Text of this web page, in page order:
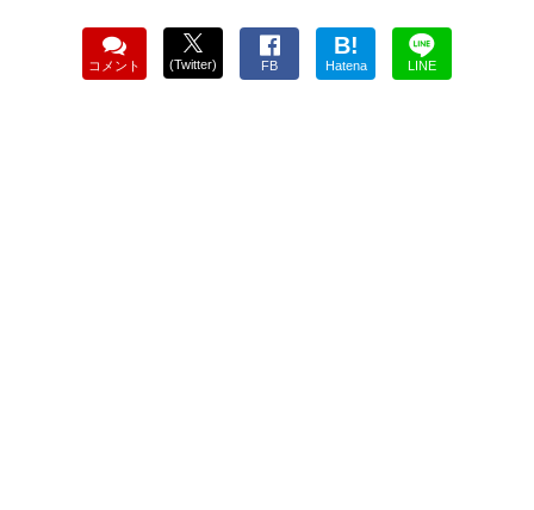
コメント (Twitter) FB
B!
Hatena LINE